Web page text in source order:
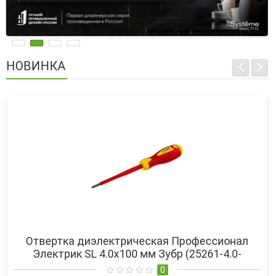
НОВИНКА
Отвертка диэлектрическая Профессионал
Электрик SL 4.0х100 мм Зубр (25261-4.0-
100_z01)0